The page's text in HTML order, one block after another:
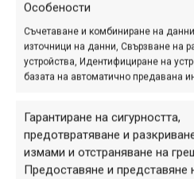
Особености
Съчетаване и комбиниране на данни
източници на данни, Свързване на
устройства, Идентифициране на
базата на автоматично предавана
Гарантиране на сигурността,
предотвратяване и
измами и отстраняване на
Предоставяне и представяне
най-късно до началото на
добавени още няколко такива
за дивите пътеки, по които
в преобладаващия случай
немаркирани, неподдържани
местна организация, клуб